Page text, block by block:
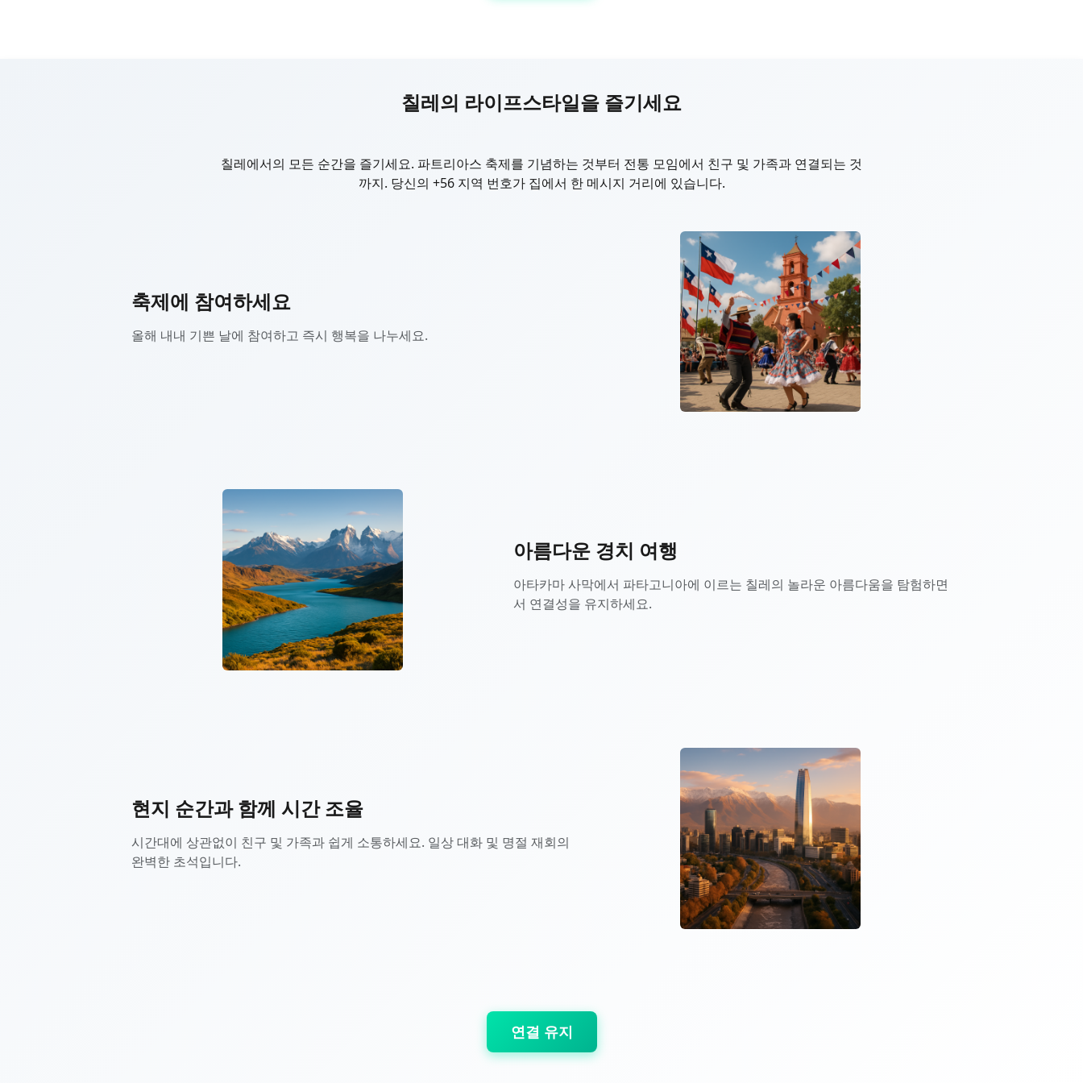
칠레의 라이프스타일을 즐기세요
칠레에서의 모든 순간을 즐기세요. 파트리아스 축제를 기념하는 것부터 전통 모임에서 친구 및 가족과 연결되는 것
까지. 당신의 +56 지역 번호가 집에서 한 메시지 거리에 있습니다.
축제에 참여하세요
올해 내내 기쁜 날에 참여하고 즉시 행복을 나누세요.
아름다운 경치 여행
아타카마 사막에서 파타고니아에 이르는 칠레의 놀라운 아름다움을 탐험하면
서 연결성을 유지하세요.
현지 순간과 함께 시간 조율
시간대에 상관없이 친구 및 가족과 쉽게 소통하세요. 일상 대화 및 명절 재회의
완벽한 초석입니다.
연결 유지